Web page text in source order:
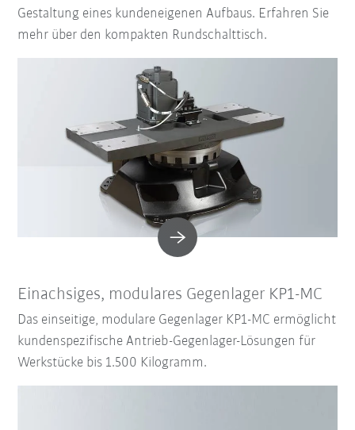
Gestaltung eines kundeneigenen Aufbaus. Erfahren Sie
mehr über den kompakten Rundschalttisch.
Einachsiges, modulares Gegenlager KP1-MC
Das einseitige, modulare Gegenlager KP1-MC ermöglicht
kundenspezifische Antrieb-Gegenlager-Lösungen für
Werkstücke bis 1.500 Kilogramm.